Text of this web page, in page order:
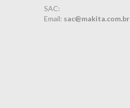
SAC:
Email: sac@makita.com.br